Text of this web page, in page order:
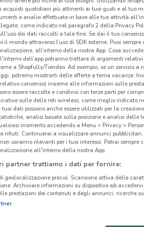
acquisti quotidiani più attinenti ai tuoi gusti e al tuo
e analisi effettuate in base alle tue attività
come indicato nel paragrafo 2 della Privacy
dei dati raccolti a tale fine. Se dai il tuo
il mondo attraverso l’uso di SDK esterne. Puoi
all’interno della nostra App. Cosa
dell’app potranno trattare di argomenti
a Shopfully/Tiendeo. Ad esempio, se un servizio
potremo mostrarti delle offerte a tema vacanze.
consenso) insieme alle informazioni sulle
essere raccolte e condivisi con terze parti per
sulle delle reti wireless, come meglio indicato
dati possono anche essere utilizzati per la
analisi basate sulla posizione e analisi delle
momento accedendo a Menu > Privacy >
rifiuti: Continuerai a visualizzare annunci
saranno rilevanti per i tuoi interessi. Potrai sempre
all'interno della nostra App.
partner trattiamo i dati per fornire:
geolocalizzazione precisi. Scansione attiva delle
Archiviare informazioni su dispositivo e/o
prestazioni dei contenuti e degli annunci, ricerche